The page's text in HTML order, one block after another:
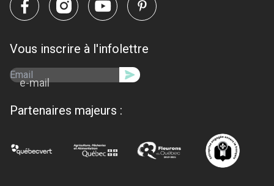
Vous inscrire à l'infolettre
e-mail
Partenaires majeurs :